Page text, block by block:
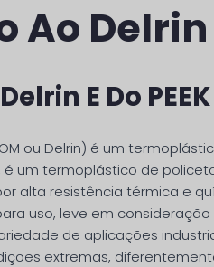
Delrin
E Do PEEK
ou Delrin) é um
é um termoplástico de
alta resistência térmica e
uso, leve em consideração
de aplicações
extremas,